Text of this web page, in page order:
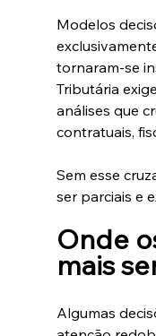
Modelos
tornaram-se
Tributária
análises que
contratuais,
Sem esse
ser parciais e
Onde
mais
Algumas